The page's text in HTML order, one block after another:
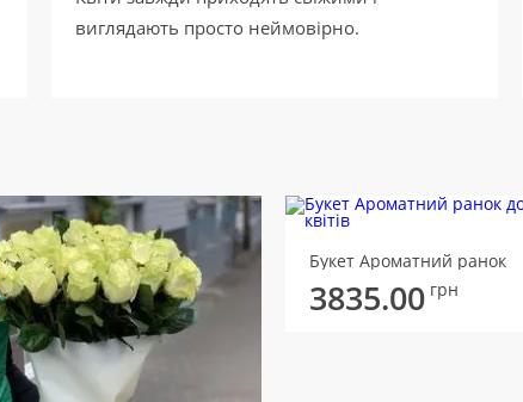
виглядають просто неймовірно.
Букет Ароматний ранок
3835.00 грн